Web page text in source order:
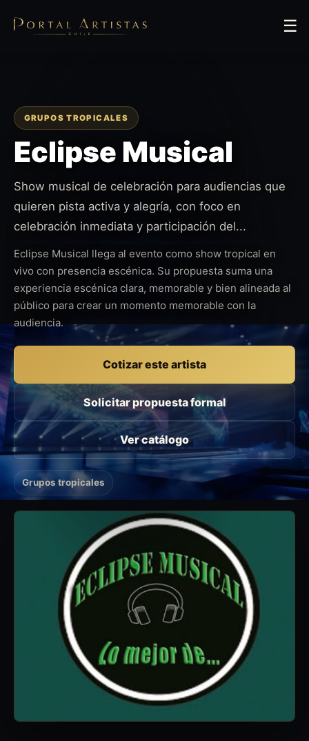
☰
GRUPOS TROPICALES
Eclipse Musical
Show musical de celebración para audiencias que
quieren pista activa y alegría, con foco en
celebración inmediata y participación del...
Eclipse Musical llega al evento como show tropical en
vivo con presencia escénica. Su propuesta suma una
experiencia escénica clara, memorable y bien alineada al
público para crear un momento memorable con la
audiencia.
Cotizar este artista
Solicitar propuesta formal
Ver catálogo
Grupos tropicales